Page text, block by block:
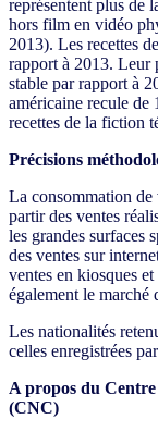
représentent plus de
hors film en vidéo
2013). Les recettes
rapport à 2013. Leur
stable par rapport à
américaine recule de
recettes de la fiction
Précisions
La consommation
partir des ventes
les grandes surfaces
des ventes sur
ventes en kiosques
également le marché
Les nationalités
celles enregistrées
A propos du Centre
(CNC)